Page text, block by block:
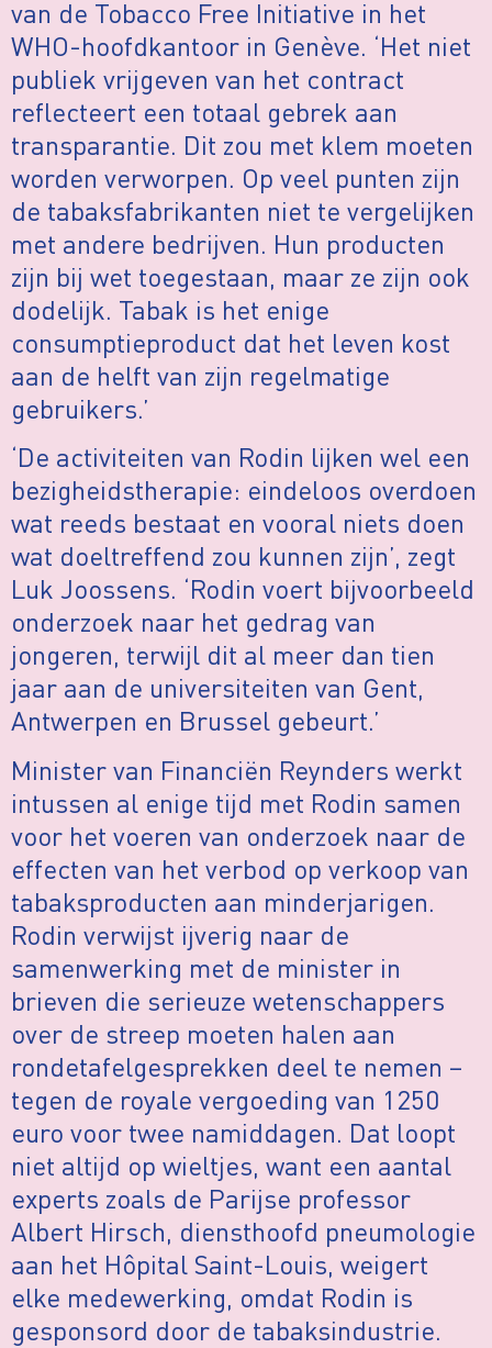
van de Tobacco Free Initiative in het
WHO-hoofdkantoor in Genève. ‘Het niet
publiek vrijgeven van het contract
reflecteert een totaal gebrek aan
transparantie. Dit zou met klem moeten
worden verworpen. Op veel punten zijn
de tabaksfabrikanten niet te vergelijken
met andere bedrijven. Hun producten
zijn bij wet toegestaan, maar ze zijn ook
dodelijk. Tabak is het enige
consumptieproduct dat het leven kost
aan de helft van zijn regelmatige
gebruikers.’
‘De activiteiten van Rodin lijken wel een
bezigheidstherapie: eindeloos overdoen
wat reeds bestaat en vooral niets doen
wat doeltreffend zou kunnen zijn’, zegt
Luk Joossens. ‘Rodin voert bijvoorbeeld
onderzoek naar het gedrag van
jongeren, terwijl dit al meer dan tien
jaar aan de universiteiten van Gent,
Antwerpen en Brussel gebeurt.’
Minister van Financiën Reynders werkt
intussen al enige tijd met Rodin samen
voor het voeren van onderzoek naar de
effecten van het verbod op verkoop van
tabaksproducten aan minderjarigen.
Rodin verwijst ijverig naar de
samenwerking met de minister in
brieven die serieuze wetenschappers
over de streep moeten halen aan
rondetafelgesprekken deel te nemen –
tegen de royale vergoeding van 1250
euro voor twee namiddagen. Dat loopt
niet altijd op wieltjes, want een aantal
experts zoals de Parijse professor
Albert Hirsch, diensthoofd pneumologie
aan het Hôpital Saint-Louis, weigert
elke medewerking, omdat Rodin is
gesponsord door de tabaksindustrie.